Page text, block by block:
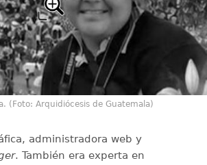
(Foto: Arquidiócesis de Guatemala)
administradora web y
. También era experta en